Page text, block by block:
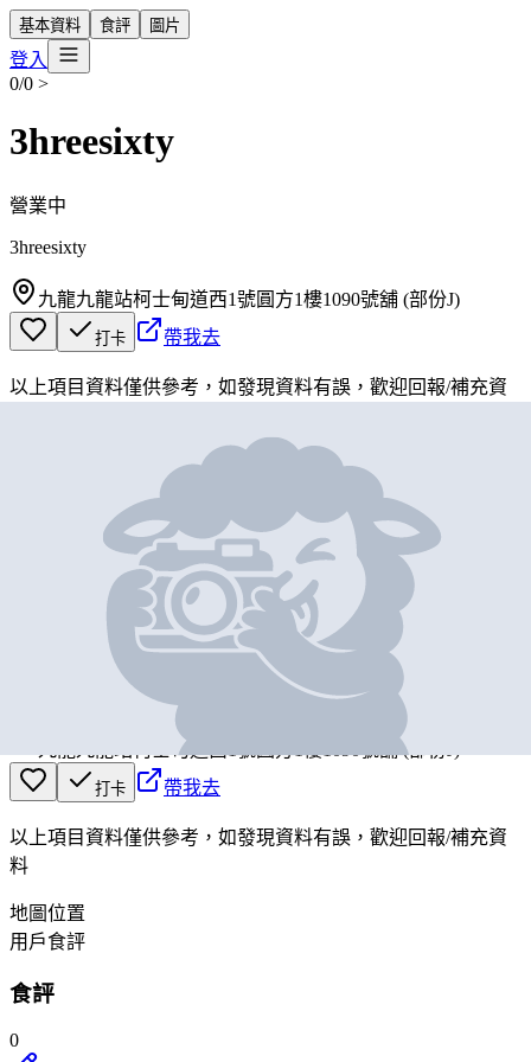
基本資料 食評 圖片
登入
0/0 >
3hreesixty
營業中
3hreesixty
九龍九龍站柯士甸道西1號圓方1樓1090號舖 (部份J)
打卡 帶我去
以上項目資料僅供參考，如發現資料有誤，歡迎回報/補充資
3hreesixty
九龍九龍站柯士甸道西1號圓方1樓1090號舖 (部份J)
打卡 帶我去
以上項目資料僅供參考，如發現資料有誤，歡迎回報/補充資
料
地圖位置
用戶食評
食評
0